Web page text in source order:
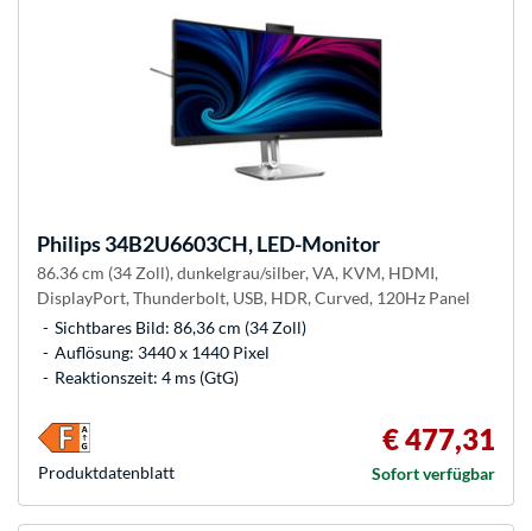
Philips34B2U6603CH, LED-Monitor
86.36 cm (34 Zoll), dunkelgrau/silber, VA, KVM, HDMI,
DisplayPort, Thunderbolt, USB, HDR, Curved, 120Hz Panel
Sichtbares Bild: 86,36 cm (34 Zoll)
Auflösung: 3440 x 1440 Pixel
Reaktionszeit: 4 ms (GtG)
€ 477,31
Sofort verfügbar
Produkt­datenblatt